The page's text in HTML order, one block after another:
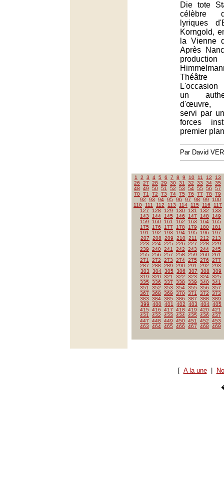
Die tote
célèbre
lyriques
Korngold,
la Vienne
Après
Théâtre
un
d'œuvre,
servi par
forces
premier
Par David
1 2 3 4 5 6 7 8 9 10 11 12
13
26
27 28 29 30 31 32 33 34 35
48
49 50 51 52 53 54 55 56
57
70 71 72 73 74 75 76 77 78
79
92
93 94 95 96 97 98 99
100
110
111 112 113 114 115 116
117
127
128 129 130 131 132
133
143
144 145 146 147 148
149
159
160 161 162 163 164
165
175
176 177 178 179 180
181
191
192 193 194 195 196
197
207
208 209 210 211 212
213
223
224 225 226 227 228
229
239
240 241 242 243 244 245
255
256 257 258 259 260 261
271
272 273 274 275 276
277
287
288 289 290 291 292
293
303
304 305 306 307 308
309
319
320 321 322 323 324 325
335
336 337 338 339 340 341
351
352 353 354 355 356
357
367
368 369 370 371 372
373
383
384 385 386 387 388
389
399
400 401 402 403 404 405
415
416 417 418 419 420 421
431
432 433 434 435 436
437
447
448 449 450 451 452
453
463
464 465 466 467 468 469
[ A la une|